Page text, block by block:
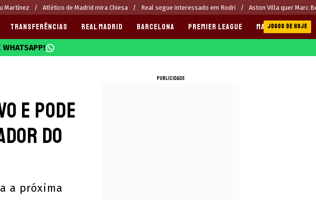
Martínez Atlético de Madrid mira Chiesa Real segue interessado em Rodri Aston Villa quer Marc
TRANSFERÊNCIAS REAL MADRID BARCELONA PREMIER LEAGUE MANCHESTER CITY
JOGOS DE HOJE
WHATSAPP!
e pode
do
a próxima
PUBLICIDADE